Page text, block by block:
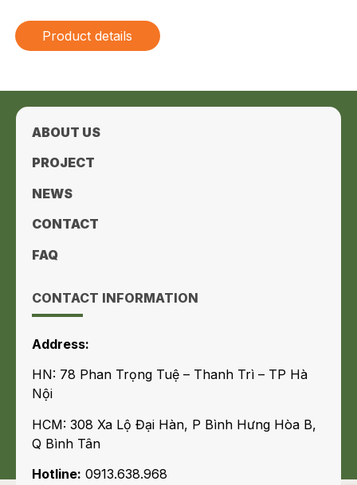
Product details
ABOUT US
PROJECT
NEWS
CONTACT
FAQ
CONTACT INFORMATION
Address:
HN: 78 Phan Trọng Tuệ – Thanh Trì – TP Hà
Nội
HCM: 308 Xa Lộ Đại Hàn, P Bình Hưng Hòa B,
Q Bình Tân
Hotline: 0913.638.968